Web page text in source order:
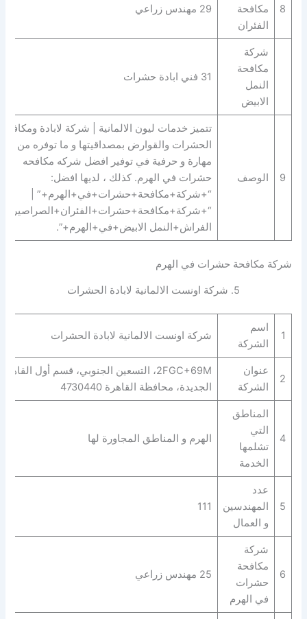
8
مكافحة
الفئران
29 مهندس زراعي
شركة
مكافحة
النمل
الابيض
31 فني ابادة حشرات
9 الوصف
تتميز خدمات ليون الالمانية | شركة لابادة ومكافحة
الحشرات والقوارض بمصداقيتها و ما توفره من
مهارة و حرفية في توفير افضل شركه مكافحه
حشرات في الهرم. كذلك ، لديها افضل:
“+شركة+مكافحة+حشرات+في+الهرم+” |
الفراش+النمل الابيض+في+الهرم+”.
شركة مكافحة حشرات في الهرم
5. شركة اونست الالمانية لابادة الحشرات
1
اسم
الشركة
شركة اونست الالمانية لابادة الحشرات
2
عنوان
الشركة
2FGC+69M، التسعين الجنوبي، قسم أول القاهرة
الجديدة، محافظة القاهرة‬ 4730440
4
المناطق
التي
تشلمها
الخدمة
الهرم و المناطق المجاورة لها
5
عدد
المهندسين
و العمال
111
6
شركة
مكافحة
حشرات
في الهرم
25 مهندس زراعي